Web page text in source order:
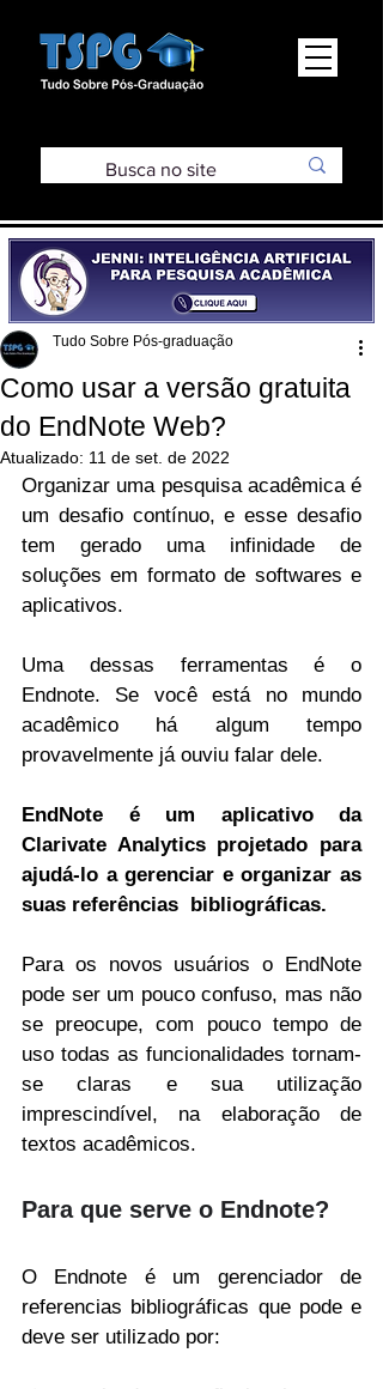
Como usar a versão gratuita
do EndNote Web?
Tudo Sobre Pós-graduação
Atualizado: 11 de set. de 2022
Organizar uma pesquisa acadêmica é
um desafio contínuo, e esse desafio
tem gerado uma infinidade de
soluções em formato de softwares e
aplicativos.
Uma dessas ferramentas é o
Endnote. Se você está no mundo
acadêmico há algum tempo
provavelmente já ouviu falar dele.
EndNote é um aplicativo da
Clarivate Analytics projetado para
ajudá-lo a gerenciar e organizar as
suas referências  bibliográficas.
Para os novos usuários o EndNote
pode ser um pouco confuso, mas não
se preocupe, com pouco tempo de
uso todas as funcionalidades tornam-
se claras e sua utilização
imprescindível, na elaboração de
textos acadêmicos.
Para que serve o Endnote?
O Endnote é um gerenciador de
referencias bibliográficas que pode e
deve ser utilizado por: